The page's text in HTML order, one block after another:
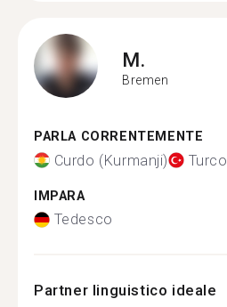
M.
Bremen
PARLA CORRENTEMENTE
Curdo (Kurmanji) Turco
IMPARA
Tedesco
Partner linguistico ideale